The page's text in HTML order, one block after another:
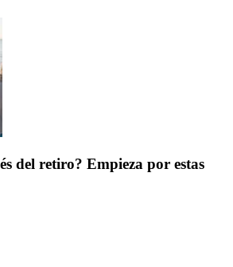
del retiro? Empieza por estas